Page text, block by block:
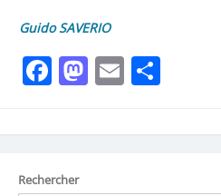
Guido SAVERIO
Facebook
Mastodon
Email
Rechercher